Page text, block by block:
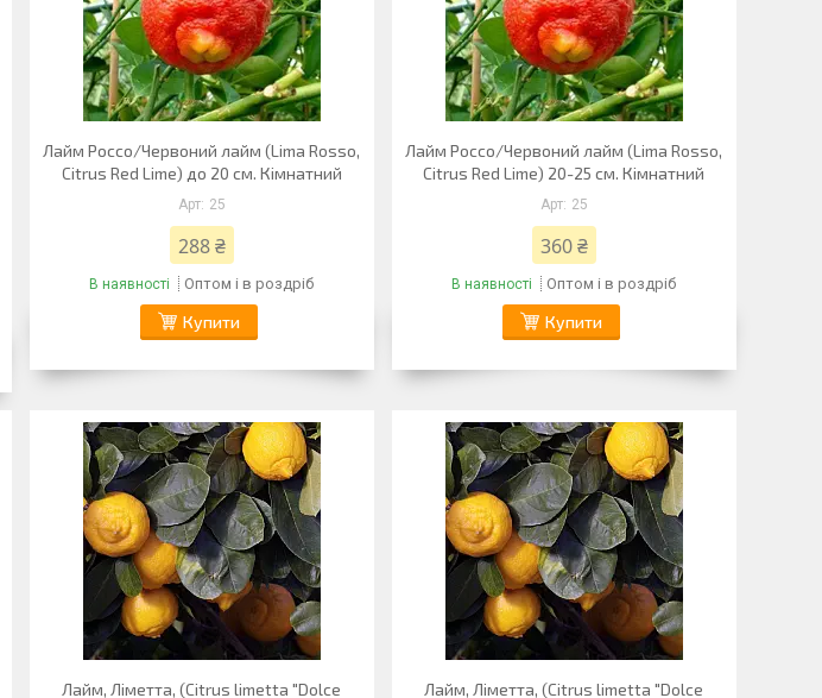
Лайм Россо/Червоний лайм (Lima Rosso,
Citrus Red Lime) до 20 см. Кімнатний
25
288 ₴
В наявності Оптом і в роздріб
Купити
Лайм Россо/Червоний лайм (Lima Rosso,
Citrus Red Lime) 20-25 см. Кімнатний
25
360 ₴
В наявності Оптом і в роздріб
Купити
Лайм, Ліметта, (Citrus limetta "Dolce Лайм, Ліметта, (Citrus limetta "Dolce